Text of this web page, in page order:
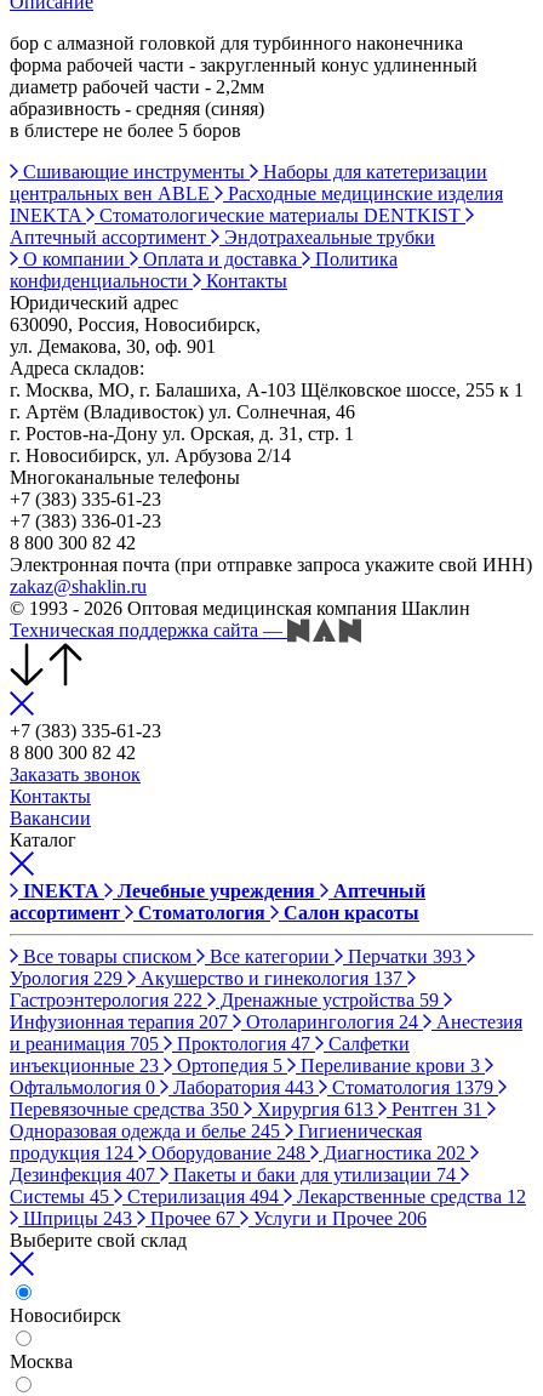
бор с алмазной головкой для турбинного наконечника
форма рабочей части - закругленный конус удлиненный
диаметр рабочей части - 2,2мм
абразивность - средняя (синяя)
в блистере не более 5 боров
Сшивающие инструменты
Наборы для катетеризации
центральных вен ABLE
Расходные медицинские изделия
INEKTA
Стоматологические материалы DENTKIST
Аптечный ассортимент
Эндотрахеальные трубки
О компании
Оплата и доставка
Политика
конфиденциальности
Контакты
Юридический адрес
630090, Россия, Новосибирск,
ул. Демакова, 30, оф. 901
Адреса складов:
г. Москва, МО, г. Балашиха, А-103 Щёлковское шоссе, 255 к 1
г. Артём (Владивосток) ул. Солнечная, 46
г. Ростов-на-Дону ул. Орская, д. 31, стр. 1
г. Новосибирск, ул. Арбузова 2/14
Многоканальные телефоны
+7 (383) 335-61-23
+7 (383) 336-01-23
8 800 300 82 42
Электронная почта (при отправке запроса укажите свой ИНН)
zakaz@shaklin.ru
© 1993 - 2026 Оптовая медицинская компания Шаклин
Техническая поддержка сайта —
+7 (383) 335-61-23
8 800 300 82 42
Заказать звонок
Контакты
Вакансии
Каталог
INEKTA Лечебные учреждения
Аптечный
ассортимент
Стоматология Салон красоты
Все товары списком Все категории Перчатки 393
Урология 229 Акушерство и гинекология 137
Гастроэнтерология 222 Дренажные устройства 59
Инфузионная терапия 207 Отоларингология 24
Анестезия
и реанимация 705 Проктология 47
Салфетки
инъекционные 23 Ортопедия 5 Переливание крови 3
Офтальмология 0 Лаборатория 443 Стоматология 1379
Перевязочные средства 350 Хирургия 613 Рентген 31
Одноразовая одежда и белье 245
Гигиеническая
продукция 124 Оборудование 248 Диагностика 202
Дезинфекция 407 Пакеты и баки для утилизации 74
Системы 45 Стерилизация 494 Лекарственные средства 12
Шприцы 243 Прочее 67 Услуги и Прочее 206
Выберите свой склад
Новосибирск
Москва